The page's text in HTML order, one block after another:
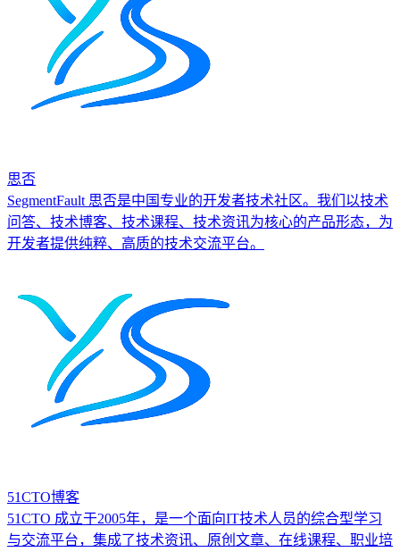
思否
SegmentFault 思否是中国专业的开发者技术社区。我们以技术
问答、技术博客、技术课程、技术资讯为核心的产品形态，为
开发者提供纯粹、高质的技术交流平台。
51CTO博客
51CTO 成立于2005年，是一个面向IT技术人员的综合型学习
与交流平台，集成了技术资讯、原创文章、在线课程、职业培